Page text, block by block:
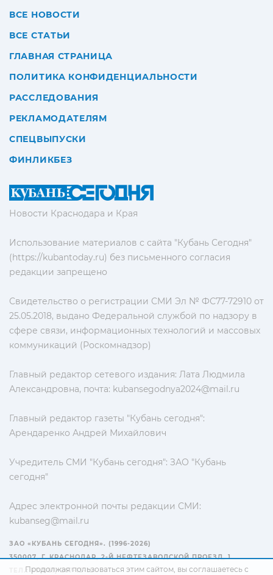
Новости Краснодара и Края
Использование материалов с сайта "Кубань Сегодня"
(https://kubantoday.ru) без письменного согласия
редакции запрещено
Свидетельство о регистрации СМИ Эл № ФС77-72910 от
25.05.2018, выдано Федеральной службой по надзору в
сфере связи, информационных технологий и массовых
коммуникаций (Роскомнадзор)
Главный редактор сетевого издания: Лата Людмила
Александровна, почта: kubansegodnya2024@mail.ru
Главный редактор газеты "Кубань сегодня":
Арендаренко Андрей Михайлович
Учредитель СМИ "Кубань сегодня": ЗАО "Кубань
сегодня"
Адрес электронной почты редакции СМИ:
kubanseg@mail.ru
ВСЕ НОВОСТИ
ВСЕ СТАТЬИ
ГЛАВНАЯ СТРАНИЦА
ПОЛИТИКА КОНФИДЕНЦИАЛЬНОСТИ
РАССЛЕДОВАНИЯ
РЕКЛАМОДАТЕЛЯМ
СПЕЦВЫПУСКИ
ФИНЛИКБЕЗ
ЗАО «КУБАНЬ СЕГОДНЯ». (1996-2026)
350007, Г. КРАСНОДАР, 2-Й НЕФТЕЗАВОДСКОЙ ПРОЕЗД, 1
ТЕЛ.: +7(861) 267-15-15
Продолжая пользоваться этим сайтом, вы соглашаетесь с